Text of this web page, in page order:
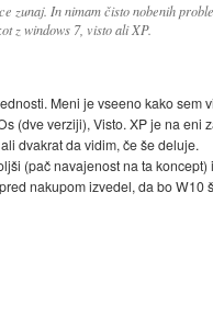
zunaj. In nimam čisto nobenih
z windows 7, visto ali XP.
Meni je vseeno kako sem
(dve verziji), Visto. XP je na
dvakrat da vidim, če še deluje.
(pač navajenost na ta
nakupom izvedel, da bo